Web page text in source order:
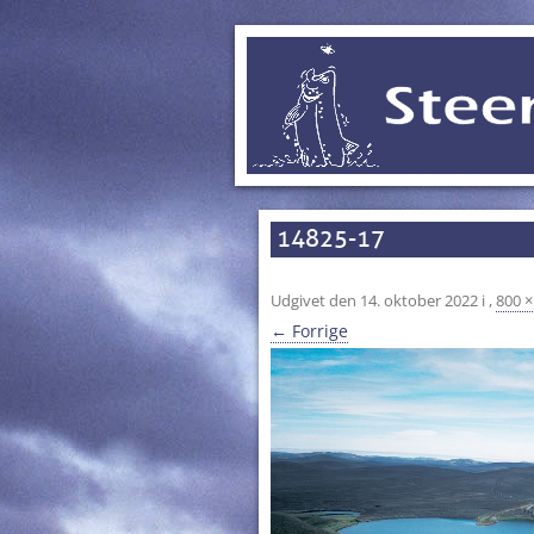
14825-17
Udgivet den 14. oktober 2022 i ,800
← Forrige